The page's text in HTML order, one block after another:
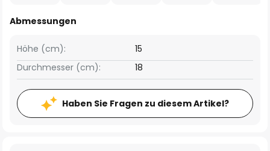
Abmessungen
Höhe (cm):
15
Durchmesser (cm):
18
Haben Sie Fragen zu diesem Artikel?